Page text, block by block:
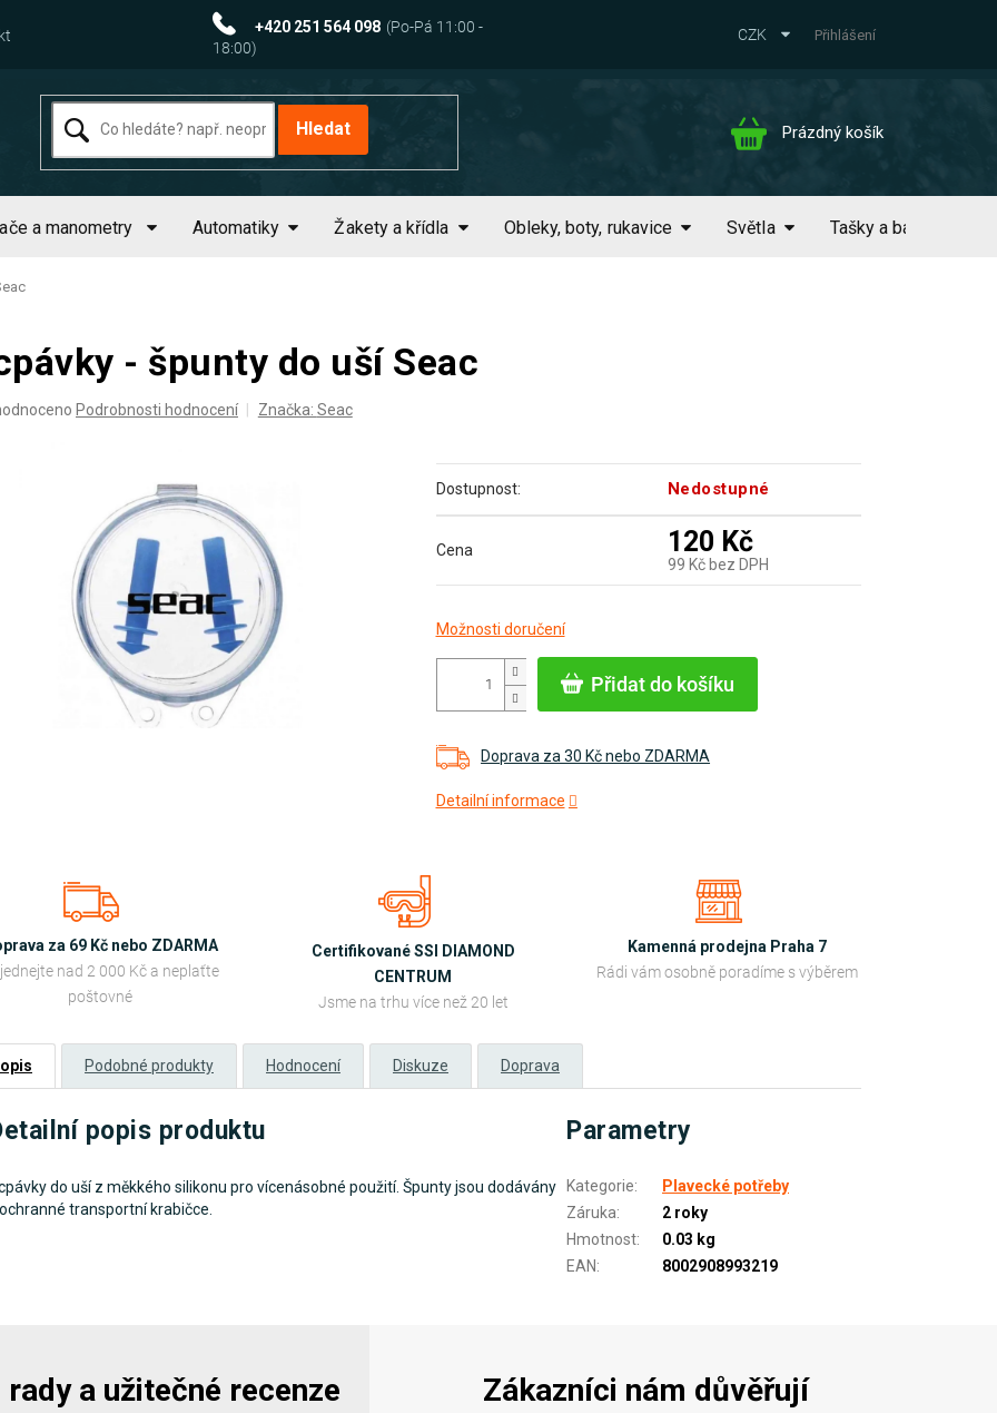
+420 251 564 098 CZK Přihlášení
Hledat
Nákupní
Prázdný košík
a manometry Automatiky Žakety a křídla Obleky, boty, rukavice Světla Tašky a batohy
- špunty do uší Seac
Podrobnosti hodnocení Značka: Seac
Přidat do košíku
Doprava za 30 Kč nebo ZDARMA
Detailní informace
Dostupnost: Nedostupné
Cena 120 Kč
99 Kč bez DPH
cena:
Možnosti doručení
za 69 Kč nebo ZDARMA
nad 2 000 Kč a neplaťte
poštovné
Certifikované SSI DIAMOND
CENTRUM
Jsme na trhu více než 20 let
Kamenná prodejna Praha 7
Rádi vám osobně poradíme s výběrem
Podobné produkty Hodnocení Diskuze Doprava
popis produktu
do uší z měkkého silikonu pro vícenásobné použití. Špunty jsou dodávány
transportní krabičce.
Parametry
Kategorie:
Plavecké potřeby
Záruka:
2 roky
Hmotnost:
0.03 kg
EAN: 8002908993219
a užitečné recenze Zákazníci nám důvěřují